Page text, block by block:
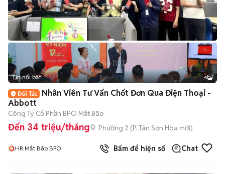
Tin nổi bật 4
Nhân Viên Tư Vấn Chốt Đơn Qua Điện Thoại -
Abbott
Công Ty Cổ Phần BPO Mắt Bão
Đến 34 triệu/tháng Phường 2 (P. Tân Sơn Hòa mới)
HR Mắt Bão BPO Bấm để hiện số Chat